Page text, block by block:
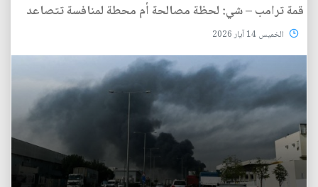
قمة ترامب – شي: لحظة مصالحة أم محطة لمنافسة تتصاعد
الخميس 14 آيار 2026